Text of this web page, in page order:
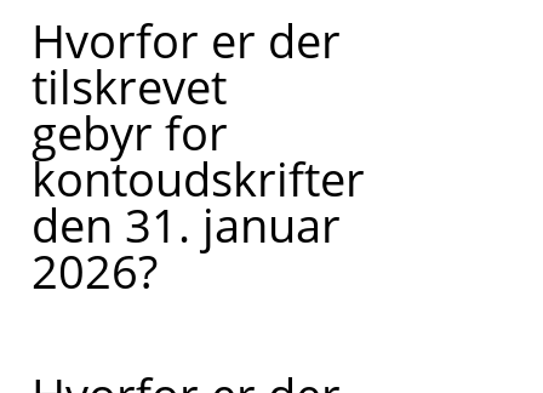
Hvorfor er der
tilskrevet
gebyr for
kontoudskrifter
den 31. januar
2026?